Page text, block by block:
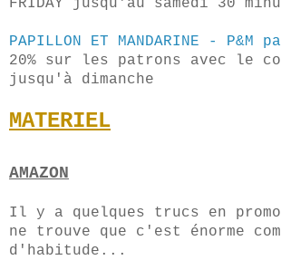
FRIDAY jusqu'au samedi 30
PAPILLON ET MANDARINE - P&M
20% sur les patrons avec le
jusqu'à dimanche
MATERIEL
AMAZON
Il y a quelques trucs en
ne trouve que c'est énorme
d'habitude...